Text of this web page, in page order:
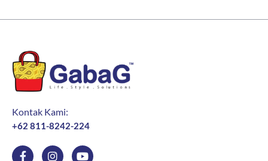
Kontak Kami:
+62 811-8242-224
F
I
Y